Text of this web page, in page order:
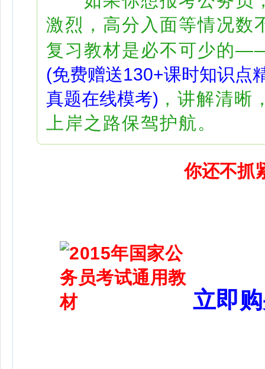
激烈，高分入面等情况数
复习教材是必不可少的
(免费赠送130+课时知识点
真题在线模考) ，讲解清晰
上岸之路保驾护航。
你还不抓
立即